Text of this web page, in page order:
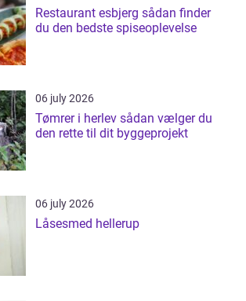
Restaurant esbjerg sådan finder
du den bedste spiseoplevelse
06 july 2026
Tømrer i herlev sådan vælger du
den rette til dit byggeprojekt
06 july 2026
Låsesmed hellerup